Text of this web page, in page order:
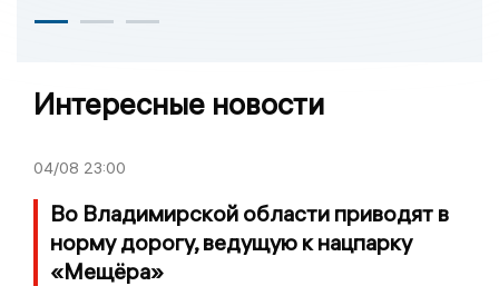
Интересные новости
04/08 23:00
Во Владимирской области приводят в
норму дорогу, ведущую к нацпарку
«Мещёра»